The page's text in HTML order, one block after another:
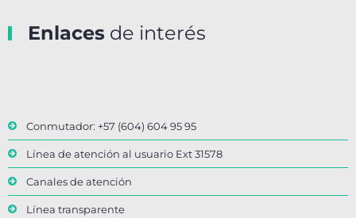
Enlaces de interés
Conmutador: +57 (604) 604 95 95
Línea de atención al usuario Ext 31578
Canales de atención
Línea transparente